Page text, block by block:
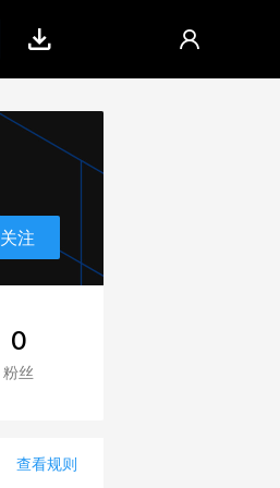
关注
0
粉丝
查看规则